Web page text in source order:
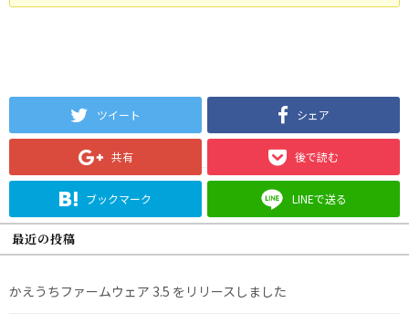
ツイート シェア
共有 後で読む
ブックマーク LINEで送る
最近の投稿
かえうちファームウェア 3.5 をリリースしました